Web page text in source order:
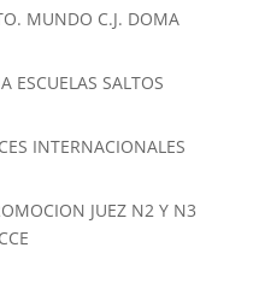
MUNDO C.J. DOMA
ESCUELAS SALTOS
INTERNACIONALES
JUEZ N2 Y N3